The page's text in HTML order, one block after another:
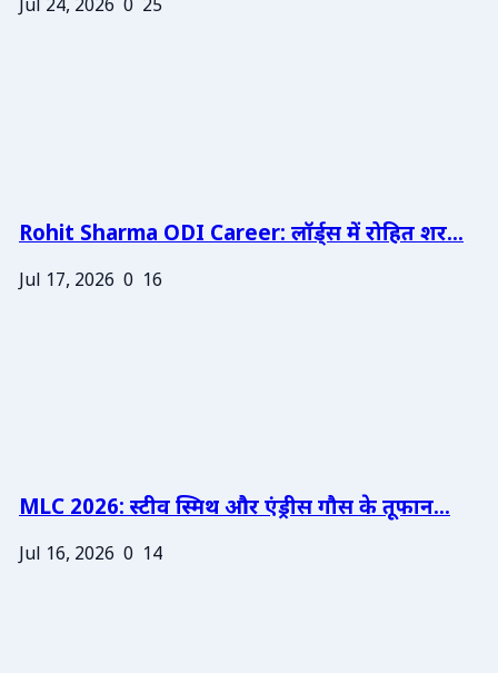
Jul 24, 2026 0 25
Rohit Sharma ODI Career: लॉर्ड्स में रोहित शर...
Jul 17, 2026 0 16
MLC 2026: स्टीव स्मिथ और एंड्रीस गौस के तूफान...
Jul 16, 2026 0 14